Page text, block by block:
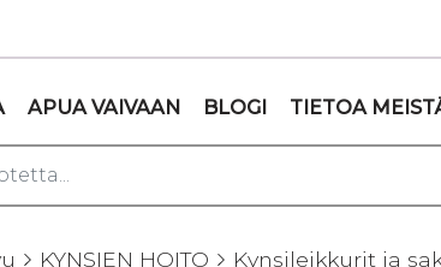
APUA VAIVAAN BLOGI TIETOA
KYNSIEN HOITO Kynsileikkurit ja